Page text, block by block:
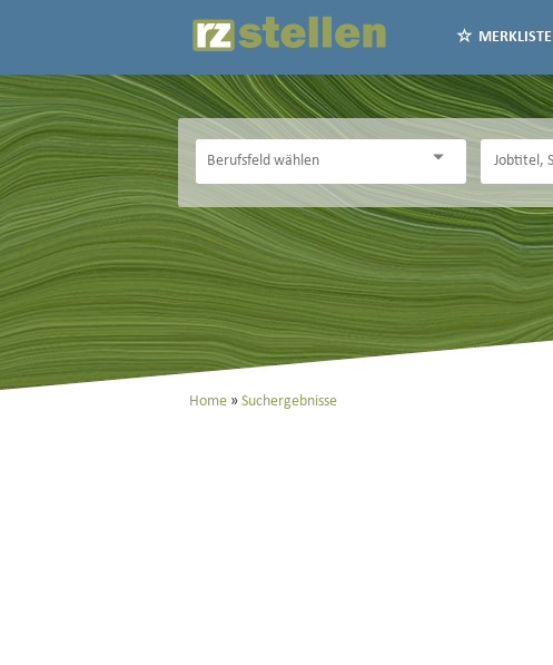
MERKLISTE
Home Suchergebnisse